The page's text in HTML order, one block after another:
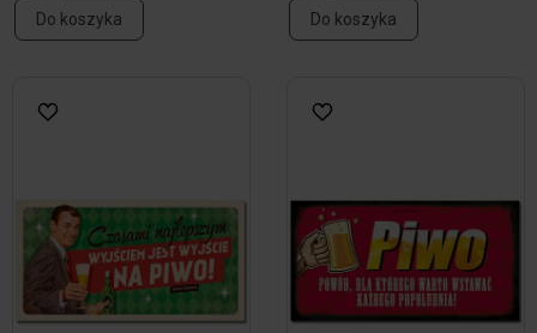
Do koszyka Do koszyka